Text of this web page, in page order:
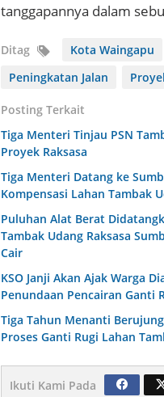
tanggapannya dalam
Ditag Kota Waingapu
Peningkatan Jalan
Posting Terkait
Tiga Menteri Tinjau PSN
Proyek Raksasa
Tiga Menteri Datang ke
Kompensasi Lahan Tambak
Puluhan Alat Berat
Tambak Udang Raksasa
Cair
KSO Janji Akan Ajak Warga
Penundaan Pencairan Ganti
Tiga Tahun Menanti
Proses Ganti Rugi Lahan
Ikuti Kami Pada